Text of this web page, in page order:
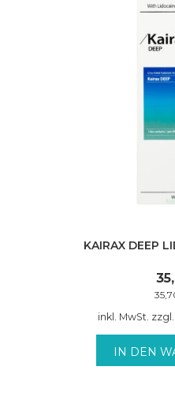
KAIRAX DEEP
inkl. MwSt.
IN DEN